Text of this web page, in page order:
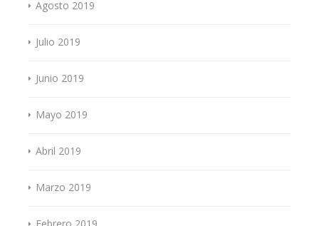
Agosto 2019
Julio 2019
Junio 2019
Mayo 2019
Abril 2019
Marzo 2019